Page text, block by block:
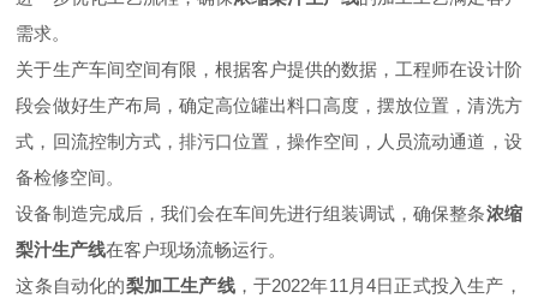
需求。
关于生产车间空间有限，根据客户提供的数据，工程师在设计阶
段会做好生产布局，确定高位罐出料口高度，摆放位置，清洗方
式，回流控制方式，排污口位置，操作空间，人员流动通道，设
备检修空间。
设备制造完成后，我们会在车间先进行组装调试，确保整条浓缩
梨汁生产线在客户现场流畅运行。
这条自动化的梨加工生产线，于2022年11月4日正式投入生产，